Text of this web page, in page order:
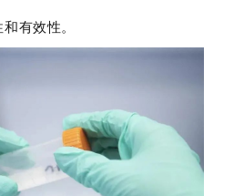
有效性。